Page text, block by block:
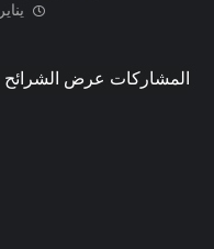
يناير 21, 2025
المشاركات عرض الشرائح